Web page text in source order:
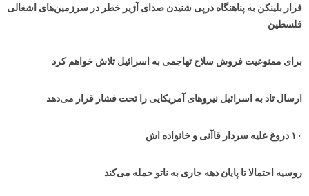
فرار بلینکن به پناهنگاه درپی شنیدن صدای آژیر خطر در سرزمین‌های اشغالی
فلسطین
برای ممنوعیت فروش سلاح تهاجمی به اسرائیل تلاش خواهم کرد
ارسال تاد به اسرائیل نیروهای آمریکایی را تحت فشار قرار می‌دهد
۱۰ دروغ علیه سردار قاآنی و خانواده اش
روسیه احتمالا تا پایان دهه جاری به ناتو حمله می‌کند